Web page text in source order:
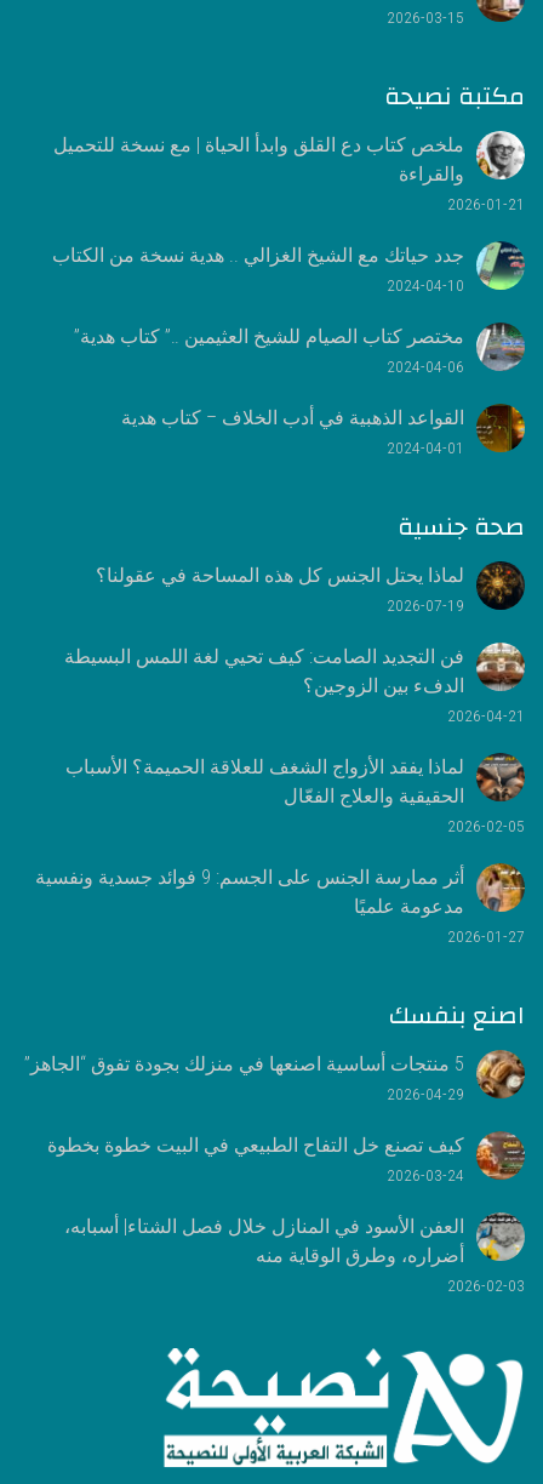
2026-03-15
مكتبة نصيحة
ملخص كتاب دع القلق وابدأ الحياة | مع نسخة للتحميل
والقراءة
2026-01-21
جدد حياتك مع الشيخ الغزالي .. هدية نسخة من الكتاب
2024-04-10
مختصر كتاب الصيام للشيخ العثيمين ..” كتاب هدية”
2024-04-06
القواعد الذهبية في أدب الخلاف – كتاب هدية
2024-04-01
صحة جنسية
لماذا يحتل الجنس كل هذه المساحة في عقولنا؟
2026-07-19
فن التجديد الصامت: كيف تحيي لغة اللمس البسيطة
الدفء بين الزوجين؟
2026-04-21
لماذا يفقد الأزواج الشغف للعلاقة الحميمة؟ الأسباب
الحقيقية والعلاج الفعّال
2026-02-05
أثر ممارسة الجنس على الجسم: 9 فوائد جسدية ونفسية
مدعومة علميًا
2026-01-27
اصنع بنفسك
5 منتجات أساسية اصنعها في منزلك بجودة تفوق “الجاهز”
2026-04-29
كيف تصنع خل التفاح الطبيعي في البيت خطوة بخطوة
2026-03-24
العفن الأسود في المنازل خلال فصل الشتاء| أسبابه،
أضراره، وطرق الوقاية منه
2026-02-03